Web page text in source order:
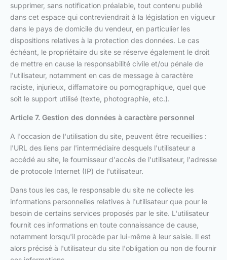
supprimer, sans notification préalable, tout contenu publié
dans cet espace qui contreviendrait à la législation en vigueur
dans le pays de domicile du vendeur, en particulier les
dispositions relatives à la protection des données. Le cas
échéant, le propriétaire du site se réserve également le droit
de mettre en cause la responsabilité civile et/ou pénale de
l'utilisateur, notamment en cas de message à caractère
raciste, injurieux, diffamatoire ou pornographique, quel que
soit le support utilisé (texte, photographie, etc.).
Article 7. Gestion des données à caractère personnel
A l'occasion de l'utilisation du site, peuvent être recueillies :
l'URL des liens par l'intermédiaire desquels l'utilisateur a
accédé au site, le fournisseur d'accès de l'utilisateur, l'adresse
de protocole Internet (IP) de l'utilisateur.
Dans tous les cas, le responsable du site ne collecte les
informations personnelles relatives à l'utilisateur que pour le
besoin de certains services proposés par le site. L'utilisateur
fournit ces informations en toute connaissance de cause,
notamment lorsqu'il procède par lui-même à leur saisie. Il est
alors précisé à l'utilisateur du site l'obligation ou non de fournir